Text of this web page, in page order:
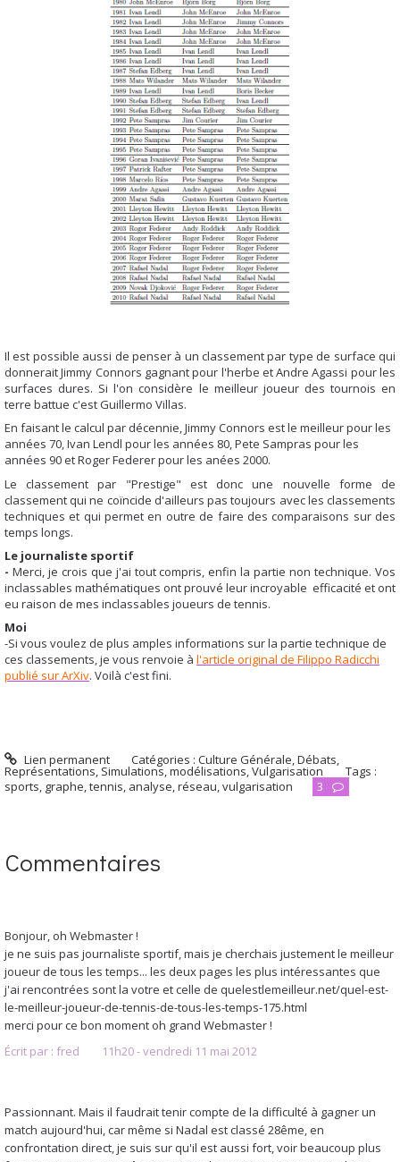
Il est possible aussi de penser à un classement par type de surface qui
donnerait Jimmy Connors gagnant pour l'herbe et Andre Agassi pour les
surfaces dures. Si l'on considère le meilleur joueur des tournois en
terre battue c'est Guillermo Villas.
En faisant le calcul par décennie, Jimmy Connors est le meilleur pour les
années 70, Ivan Lendl pour les années 80, Pete Sampras pour les
années 90 et Roger Federer pour les anées 2000.
Le classement par "Prestige" est donc une nouvelle forme de
classement qui ne coïncide d'ailleurs pas toujours avec les classements
techniques et qui permet en outre de faire des comparaisons sur des
temps longs.
Le journaliste sportif
- Merci, je crois que j'ai tout compris, enfin la partie non technique. Vos
inclassables mathématiques ont prouvé leur incroyable efficacité et ont
eu raison de mes inclassables joueurs de tennis.
Moi
-Si vous voulez de plus amples informations sur la partie technique de
ces classements, je vous renvoie à l'article original de Filippo Radicchi
publié sur ArXiv. Voilà c'est fini.
Lien permanent Catégories :Culture Générale,Débats,
Représentations, Simulations, modélisations,Vulgarisation
Tags :
sports, graphe,tennis, analyse,réseau,vulgarisation 3
Commentaires
Bonjour, oh Webmaster !
je ne suis pas journaliste sportif, mais je cherchais justement le meilleur
joueur de tous les temps... les deux pages les plus intéressantes que
j'ai rencontrées sont la votre et celle de quelestlemeilleur.net/quel-est-
le-meilleur-joueur-de-tennis-de-tous-les-temps-175.html
merci pour ce bon moment oh grand Webmaster !
Écrit par : fred 11h20-vendredi 11 mai 2012
Passionnant. Mais il faudrait tenir compte de la difficulté à gagner un
match aujourd'hui, car même si Nadal est classé 28ême, en
confrontation direct, je suis sur qu'il est aussi fort, voir beaucoup plus